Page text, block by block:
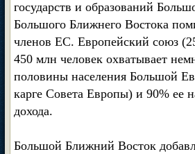
государств и образований
Большого Ближнего Востока
членов ЕС. Европейский союз
450 млн человек охватывает
половины населения Большой
карге Совета Европы) и 90% ее
дохода.
Большой Ближний Восток